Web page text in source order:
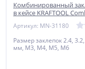
Комбинированный
в кейсе KRAFTOOL
Артикул: MN-31180
Размер заклепок 2.4,
мм, М3, М4, М5, М6